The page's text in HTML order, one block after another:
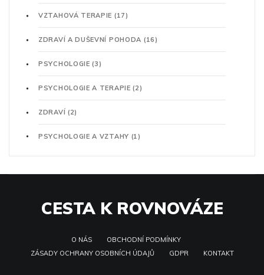
VZTAHOVÁ TERAPIE (17)
ZDRAVÍ A DUŠEVNÍ POHODA (16)
PSYCHOLOGIE(3)
PSYCHOLOGIE A TERAPIE(2)
ZDRAVÍ (2)
PSYCHOLOGIE A VZTAHY (1)
CESTA K ROVNOVÁZE
O NÁS
OBCHODNÍ PODMÍNKY
ZÁSADY OCHRANY OSOBNÍCH ÚDAJŮ
GDPR KONTAKT